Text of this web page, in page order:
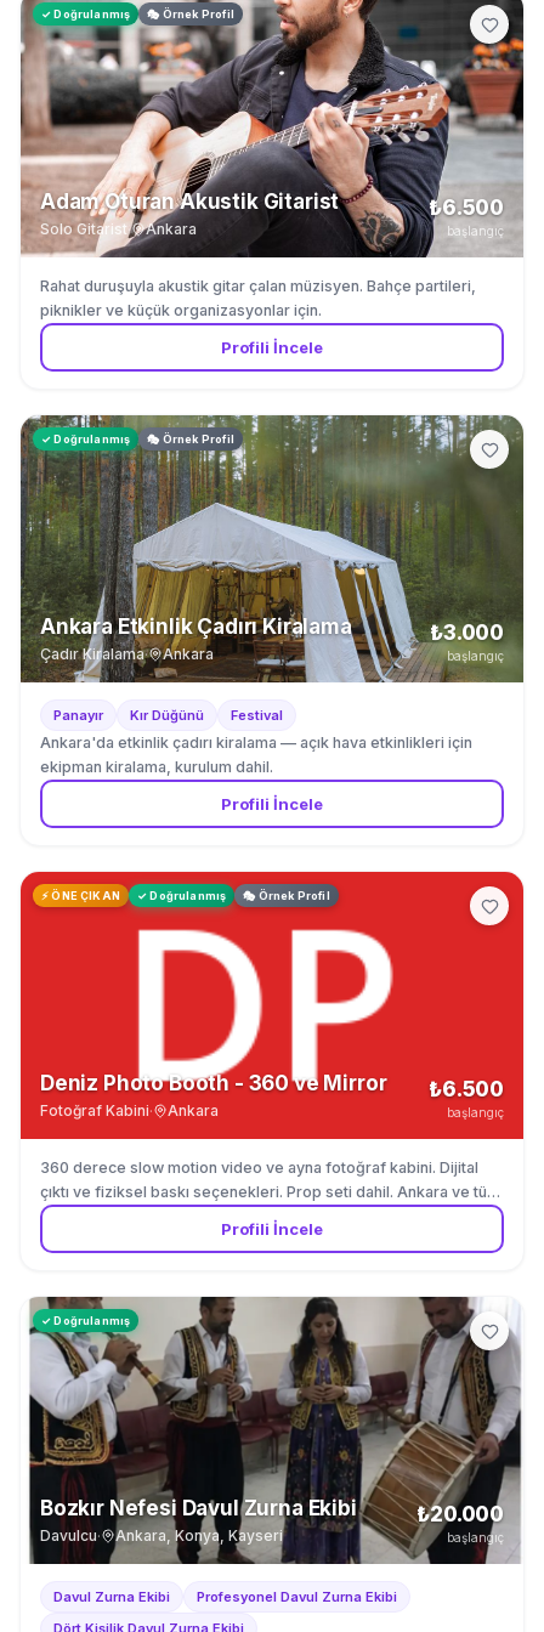
✓ Doğrulanmış 🎭 Örnek Profil
Adam Oturan Akustik Gitarist
Solo Gitarist· Ankara
₺6.500
başlangıç
Rahat duruşuyla akustik gitar çalan müzisyen. Bahçe partileri,
piknikler ve küçük organizasyonlar için.
Profili İncele
✓ Doğrulanmış 🎭 Örnek Profil
Ankara Etkinlik Çadırı Kiralama
Çadır Kiralama· Ankara
₺3.000
başlangıç
Panayır Kır Düğünü Festival
Ankara'da etkinlik çadırı kiralama — açık hava etkinlikleri için
ekipman kiralama, kurulum dahil.
Profili İncele
⚡ ÖNE ÇIKAN ✓ Doğrulanmış 🎭 Örnek Profil
Deniz Photo Booth - 360 ve Mirror
Fotoğraf Kabini· Ankara
₺6.500
başlangıç
360 derece slow motion video ve ayna fotoğraf kabini. Dijital
çıktı ve fiziksel baskı seçenekleri. Prop seti dahil. Ankara ve tüm
Türkiye.
Profili İncele
✓ Doğrulanmış
Bozkır Nefesi Davul Zurna Ekibi
Davulcu· Ankara, Konya, Kayseri
₺20.000
başlangıç
Davul Zurna Ekibi
Profesyonel Davul Zurna Ekibi
Dört Kişilik Davul Zurna Ekibi